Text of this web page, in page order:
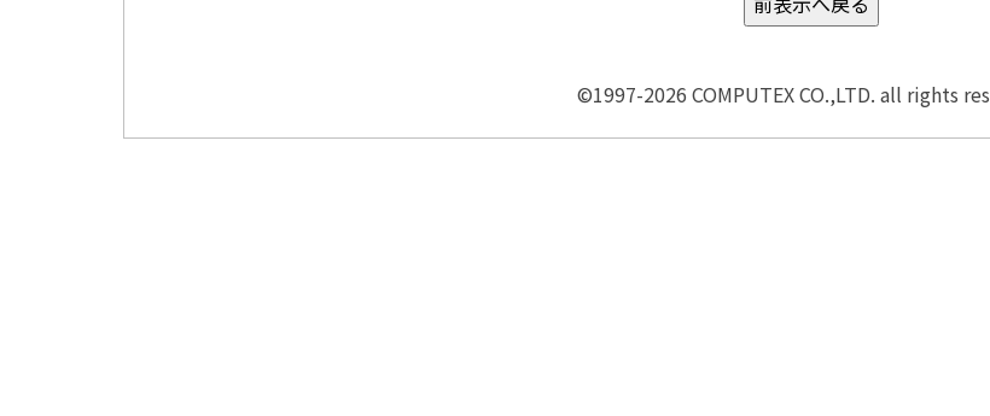
©1997-2026 COMPUTEX CO.,LTD. all rights